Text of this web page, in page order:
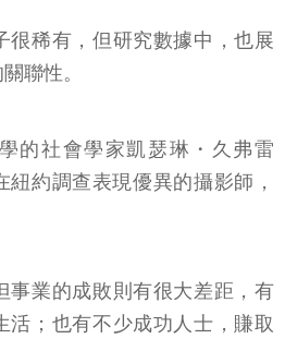
很稀有，但研究數據中，也展
聯性。
的社會學家凱瑟琳・久弗雷
紐約調查表現優異的攝影師，
事業的成敗則有很大差距，有
活；也有不少成功人士，賺取